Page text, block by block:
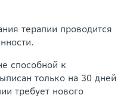
терапии проводится
способной к
только на 30 дней
требует нового